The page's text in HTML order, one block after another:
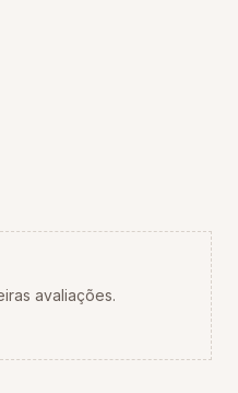
avaliações.